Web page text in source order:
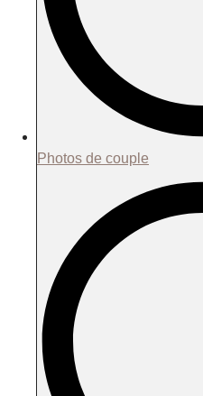
Photos de couple